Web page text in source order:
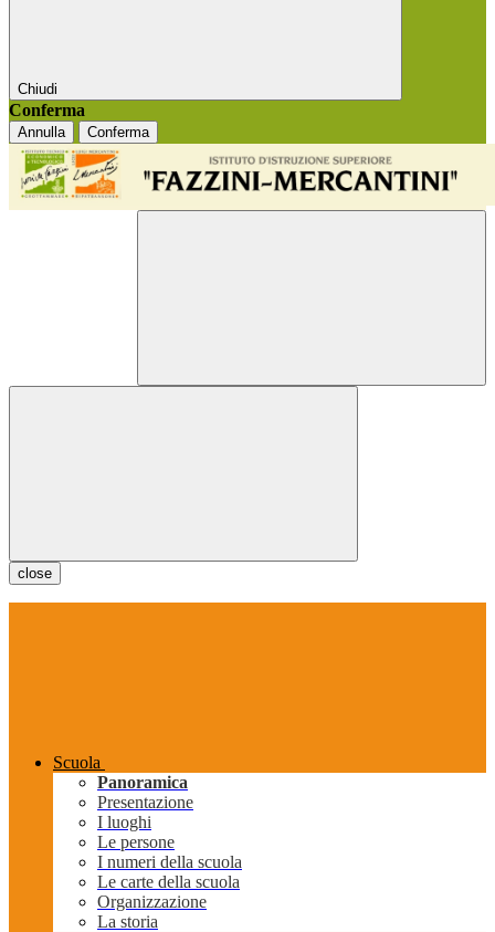
Chiudi
Conferma
Annulla Conferma
close
Scuola
Panoramica
Presentazione
I luoghi
Le persone
I numeri della scuola
Le carte della scuola
Organizzazione
La storia